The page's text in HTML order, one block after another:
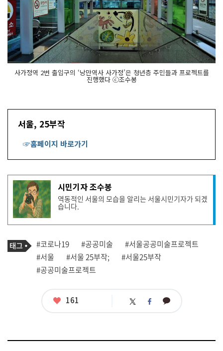
사가정역 2번 출입구의 ‘낭만역사 사가정’은 청년층 주민들과 프로젝트를
진행했다 ⓒ조수봉
서울, 25부작
☞홈페이지 바로가기
기
사
작
성
자
프
필
시민기자 조수봉
역동적인 서울의 모습을 알리는 서울시민기자가 되겠
습니다.
기
사
관
련
태
태
그
#코로나19 #공공미술
#서울공공미술프로젝트
#서울
#서울 25부작;
#서울25부작
#공공미술프로젝트
좋
161 트 페 카